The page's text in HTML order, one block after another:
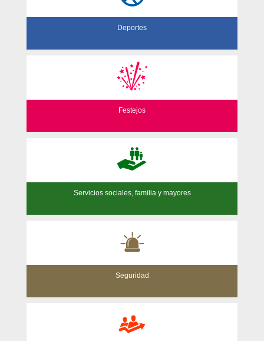
Deportes
Festejos
Servicios sociales, familia y mayores
Seguridad